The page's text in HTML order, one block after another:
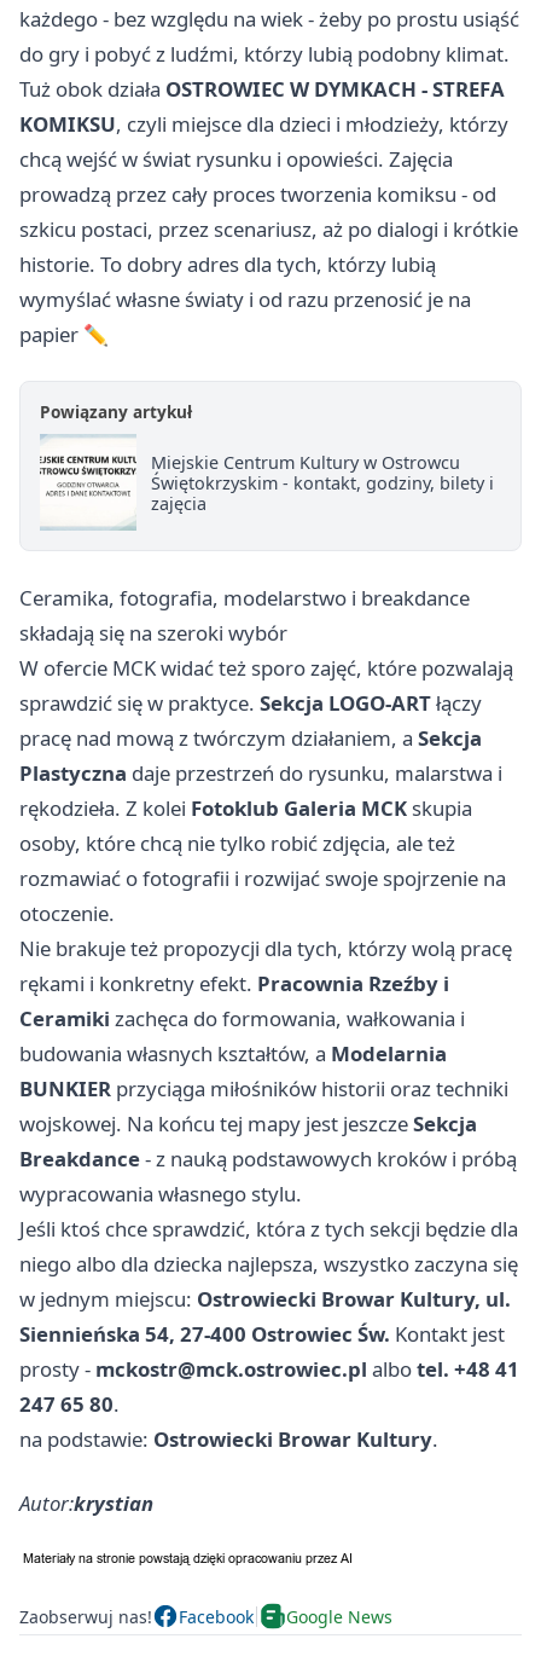
każdego - bez względu na wiek - żeby po prostu usiąść
do gry i pobyć z ludźmi, którzy lubią podobny klimat.
Tuż obok działa OSTROWIEC W DYMKACH - STREFA
KOMIKSU, czyli miejsce dla dzieci i młodzieży, którzy
chcą wejść w świat rysunku i opowieści. Zajęcia
prowadzą przez cały proces tworzenia komiksu - od
szkicu postaci, przez scenariusz, aż po dialogi i krótkie
historie. To dobry adres dla tych, którzy lubią
wymyślać własne światy i od razu przenosić je na
papier ✏️
Powiązany artykuł
Miejskie Centrum Kultury w Ostrowcu
Świętokrzyskim - kontakt, godziny, bilety i
zajęcia
Ceramika, fotografia, modelarstwo i breakdance
składają się na szeroki wybór
W ofercie MCK widać też sporo zajęć, które pozwalają
sprawdzić się w praktyce. Sekcja LOGO-ARTłączy
pracę nad mową z twórczym działaniem, a Sekcja
Plastyczna daje przestrzeń do rysunku, malarstwa i
rękodzieła. Z kolei Fotoklub Galeria MCK skupia
osoby, które chcą nie tylko robić zdjęcia, ale też
rozmawiać o fotografii i rozwijać swoje spojrzenie na
otoczenie.
Nie brakuje też propozycji dla tych, którzy wolą pracę
rękami i konkretny efekt. Pracownia Rzeźby i
Ceramiki zachęca do formowania, wałkowania i
budowania własnych kształtów, a Modelarnia
BUNKIER przyciąga miłośników historii oraz techniki
wojskowej. Na końcu tej mapy jest jeszczeSekcja
Breakdance- z nauką podstawowych kroków i próbą
wypracowania własnego stylu.
Jeśli ktoś chce sprawdzić, która z tych sekcji będzie dla
niego albo dla dziecka najlepsza, wszystko zaczyna się
w jednym miejscu: Ostrowiecki Browar Kultury, ul.
Siennieńska 54, 27-400 Ostrowiec Św. Kontakt jest
prosty - mckostr@mck.ostrowiec.pl albotel. +48 41
247 65 80.
na podstawie: Ostrowiecki Browar Kultury.
Autor:krystian
Zaobserwuj nas! Facebook Google News